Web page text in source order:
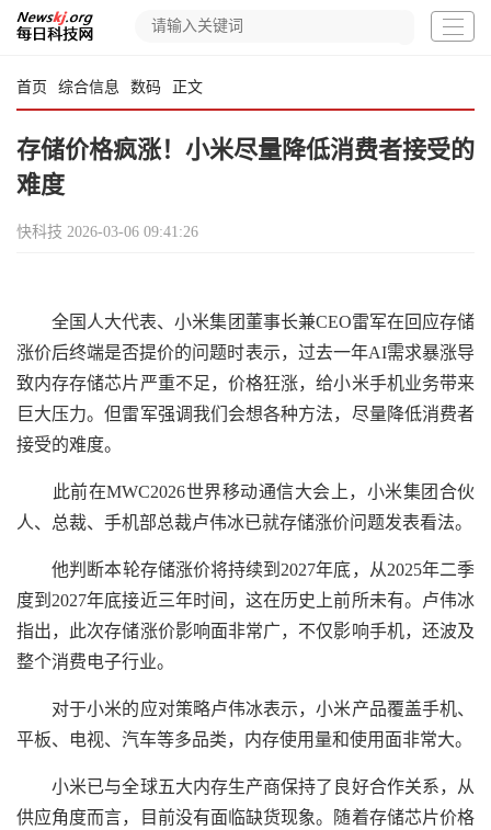
首页 综合信息 数码 正文
存储价格疯涨！小米尽量降低消费者接受的
难度
快科技 2026-03-06 09:41:26
全国人大代表、小米集团董事长兼CEO雷军在回应存储
涨价后终端是否提价的问题时表示，过去一年AI需求暴涨导
致内存存储芯片严重不足，价格狂涨，给小米手机业务带来
巨大压力。但雷军强调我们会想各种方法，尽量降低消费者
接受的难度。
此前在MWC2026世界移动通信大会上，小米集团合伙
人、总裁、手机部总裁卢伟冰已就存储涨价问题发表看法。
他判断本轮存储涨价将持续到2027年底，从2025年二季
度到2027年底接近三年时间，这在历史上前所未有。卢伟冰
指出，此次存储涨价影响面非常广，不仅影响手机，还波及
整个消费电子行业。
对于小米的应对策略卢伟冰表示，小米产品覆盖手机、
平板、电视、汽车等多品类，内存使用量和使用面非常大。
小米已与全球五大内存生产商保持了良好合作关系，从
供应角度而言，目前没有面临缺货现象。随着存储芯片价格